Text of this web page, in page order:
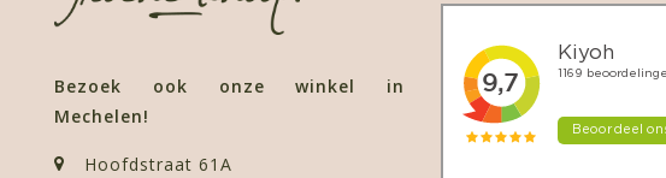
Bezoek ook onze winkel in
Mechelen!
Hoofdstraat 61A